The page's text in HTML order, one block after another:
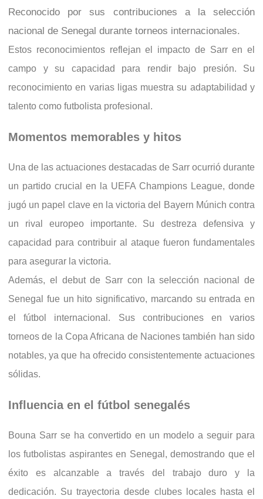
Reconocido por sus contribuciones a la selección
nacional de Senegal durante torneos internacionales.
Estos reconocimientos reflejan el impacto de Sarr en el
campo y su capacidad para rendir bajo presión. Su
reconocimiento en varias ligas muestra su adaptabilidad y
talento como futbolista profesional.
Momentos memorables y hitos
Una de las actuaciones destacadas de Sarr ocurrió durante
un partido crucial en la UEFA Champions League, donde
jugó un papel clave en la victoria del Bayern Múnich contra
un rival europeo importante. Su destreza defensiva y
capacidad para contribuir al ataque fueron fundamentales
para asegurar la victoria.
Además, el debut de Sarr con la selección nacional de
Senegal fue un hito significativo, marcando su entrada en
el fútbol internacional. Sus contribuciones en varios
torneos de la Copa Africana de Naciones también han sido
notables, ya que ha ofrecido consistentemente actuaciones
sólidas.
Influencia en el fútbol senegalés
Bouna Sarr se ha convertido en un modelo a seguir para
los futbolistas aspirantes en Senegal, demostrando que el
éxito es alcanzable a través del trabajo duro y la
dedicación. Su trayectoria desde clubes locales hasta el